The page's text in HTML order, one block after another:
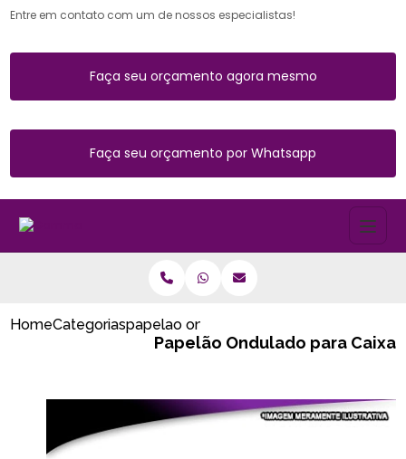
Entre em contato com um de nossos especialistas!
Faça seu orçamento agora mesmo
Faça seu orçamento por Whatsapp
HomeCategoriaspapelao ondulado para caixa
Papelão Ondulado para Caixa